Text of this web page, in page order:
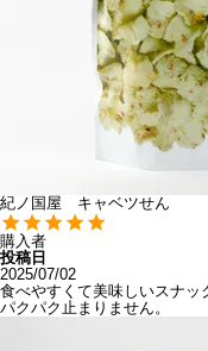
紀ノ国屋 キャベツせん
購入者
投稿日
2025/07/02
食べやすくて美味しいスナッ
パクパク止まりません。